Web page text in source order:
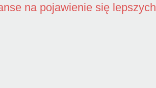
na pojawienie się lepszych